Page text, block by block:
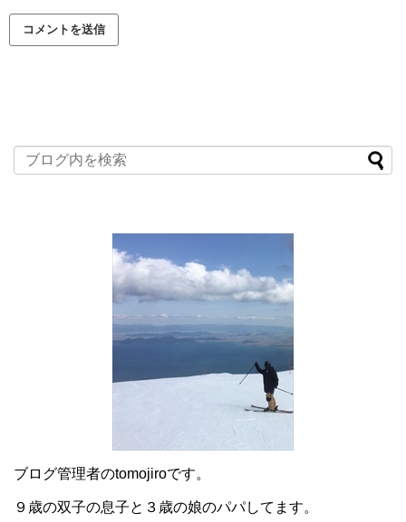
ブログ管理者のtomojiroです。
９歳の双子の息子と３歳の娘のパパしてます。